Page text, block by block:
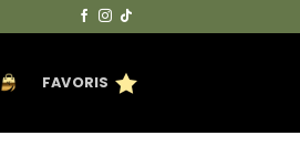
FAVORIS